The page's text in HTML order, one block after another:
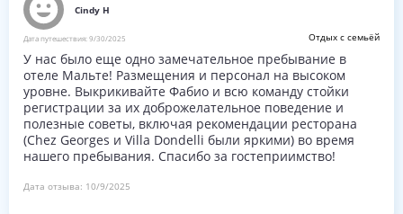
Cindy H
Дата путешествия:9/30/2025 Отдых с семьёй
У нас было еще одно замечательное пребывание в
отеле Мальте! Размещения и персонал на высоком
уровне. Выкрикивайте Фабио и всю команду стойки
регистрации за их доброжелательное поведение и
полезные советы, включая рекомендации ресторана
(Chez Georges и Villa Dondelli были яркими) во время
нашего пребывания. Спасибо за гостеприимство!
Дата отзыва: 10/9/2025